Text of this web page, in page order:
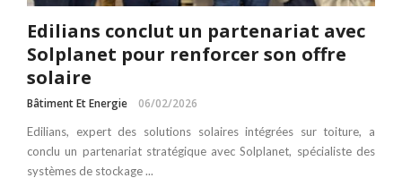
Edilians conclut un partenariat avec
Solplanet pour renforcer son offre
solaire
Bâtiment Et Energie 06/02/2026
Edilians, expert des solutions solaires intégrées sur toiture, a
conclu un partenariat stratégique avec Solplanet, spécialiste des
systèmes de stockage ...